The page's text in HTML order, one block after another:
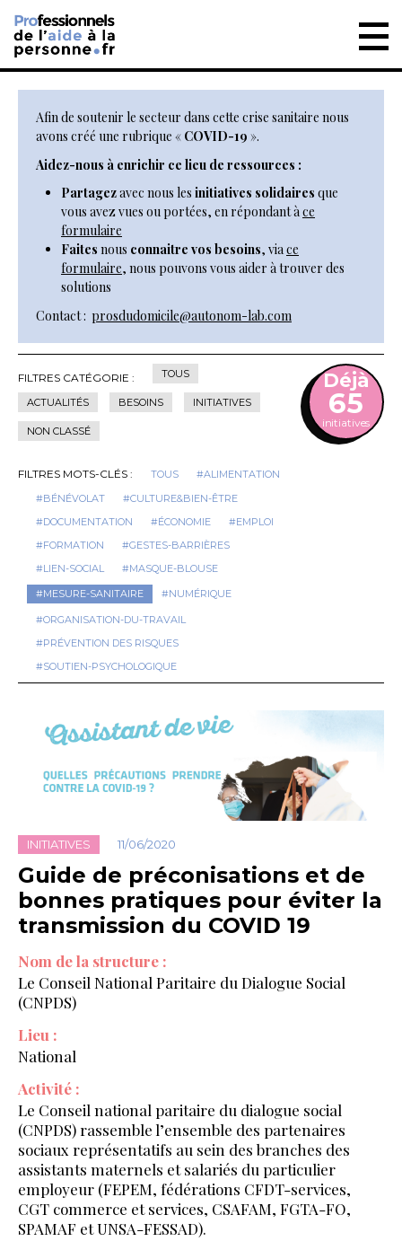
Afin de soutenir le secteur dans cette crise sanitaire nous
avons créé une rubrique « COVID-19 ».
Aidez-nous à enrichir ce lieu de ressources :
Partagezavec nous les initiatives solidaires que
vous avez vues ou portées, en répondant àce
formulaire
Faites nous connaitre vos besoins, viace
formulaire, nous pouvons vous aider à trouver des
solutions
Contact : prosdudomicile@autonom-lab.com
FILTRES CATÉGORIE : TOUS
ACTUALITÉS BESOINS INITIATIVES
NON CLASSÉ
FILTRES MOTS-CLÉS : TOUS
#ALIMENTATION
#BÉNÉVOLAT
#CULTURE&BIEN-ÊTRE
#DOCUMENTATION
#ÉCONOMIE
#EMPLOI
#FORMATION
#GESTES-BARRIÈRES
#LIEN-SOCIAL
#MASQUE-BLOUSE
#MESURE-SANITAIRE #NUMÉRIQUE
#ORGANISATION-DU-TRAVAIL
#PRÉVENTION DES RISQUES
#SOUTIEN-PSYCHOLOGIQUE
Déjà
65
initiatives
INITIATIVES 11/06/2020
Guide de préconisations et de
bonnes pratiques pour éviter la
transmission du COVID 19
Nom de la structure :
Le Conseil National Paritaire du Dialogue Social
(CNPDS)
Lieu :
National
Activité :
Le Conseil national paritaire du dialogue social
(CNPDS) rassemble l’ensemble des partenaires
sociaux représentatifs au sein des branches des
assistants maternels et salariés du particulier
employeur (FEPEM, fédérations CFDT-services,
CGT commerce et services, CSAFAM, FGTA-FO,
SPAMAF et UNSA-FESSAD).